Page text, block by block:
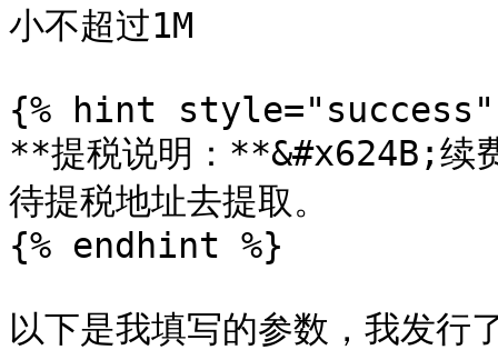
小不超过1M
{% hint style="success"
**提税说明：**&#x624B;续
待提税地址去提取。
{% endhint %}
以下是我填写的参数，我发行